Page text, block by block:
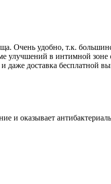
Очень удобно, т.к.
улучшений в интимной
даже доставка бесплатной
и оказывает